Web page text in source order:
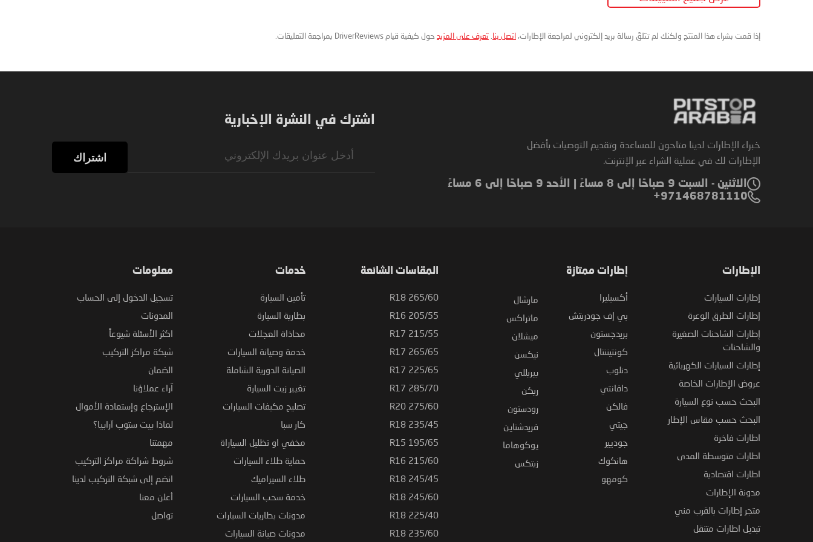
إذا قمت بشراء هذا المنتج ولكنك لم تتلقَ رسالة بريد إلكتروني لمراجعة الإطارات، اتصل بنا تعرف على المزيد حول كيفية قيام DriverReviews بمراجعة التعليقات.
خبراء الإطارات لدينا متاحون للمساعدة وتقديم التوصيات بأفضل
الإطارات لك في عملية الشراء عبر الإنترنت.
الاثنين - السبت 9 صباحًا إلى 8 مساءً | الأحد 9 صباحًا إلى 6 مساءً
971468781110+
اشترك في النشرة الإخبارية
اشتراك
الإطارات
إطارات السيارات
إطارات الطرق الوعرة
إطارات الشاحنات الصغيرة
والشاحنات
إطارات السيارات الكهربائية
عروض الإطارات الخاصة
البحث حسب نوع السيارة
البحث حسب مقاس الإطار
اطارات فاخرة
اطارات متوسطة المدى
اطارات اقتصادية
مدونة الإطارات
متجر إطارات بالقرب مني
تبديل اطارات متنقل
إطارات ممتازة
أكسيليرا
بي إف جودريتش
بريدجستون
كونتيننتال
دنلوب
دافانتي
فالكن
جيتي
جوديير
هانكوك
كومهو
مارشال
ماتراكس
ميشلان
نيكسن
بيريللي
ريكن
رودستون
فريدشتاين
يوكوهاما
زيتكس
المقاسات الشائعة
265/60 R18
205/55 R16
215/55 R17
265/65 R17
225/65 R17
285/70 R17
275/60 R20
235/45 R18
195/65 R15
215/60 R16
245/45 R18
245/60 R18
225/40 R18
235/60 R18
خدمات
تأمين السيارة
بطارية السيارة
محاذاة العجلات
خدمة وصيانة السيارات
الصيانة الدورية الشاملة
تغيير زيت السيارة
تصليح مكيفات السيارات
كار سبا
مخفي او تظليل السياراة
حماية طلاء السيارات
طلاء السيراميك
خدمة سحب السيارات
مدونات بطاريات السيارات
مدونات صيانة السيارات
معلومات
تسجيل الدخول إلى الحساب
المدونات
اكثر الأسئلة شيوعاً
شبكة مراكز التركيب
الضمان
آراء عملاؤنا
الإسترجاع وإستعادة الأموال
لماذا بيت ستوب آرابيا؟
مهمتنا
شروط شراكة مراكز التركيب
انضم إلى شبكة التركيب لدينا
أعلن معنا
تواصل